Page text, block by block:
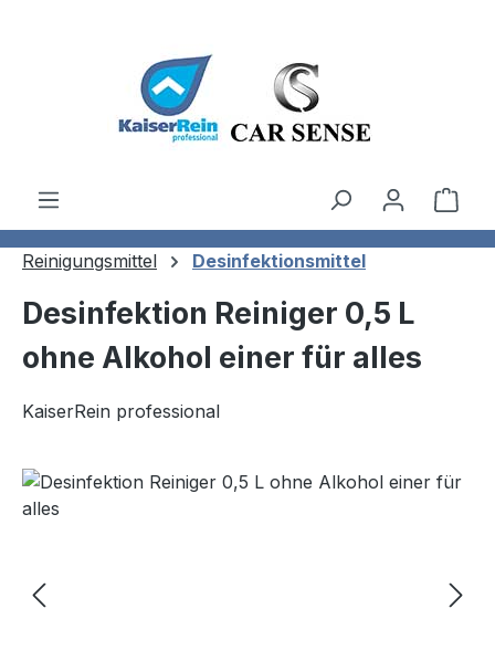
Reinigungsmittel Desinfektionsmittel
Desinfektion Reiniger 0,5 L
ohne Alkohol einer für alles
KaiserRein professional
Bildergalerie überspringen